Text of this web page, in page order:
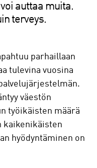
auttaa muita.
terveys.
parhaillaan
tulevina vuosina
väestön
työikäisten määrä
kaikenikäisten
hyödyntäminen on